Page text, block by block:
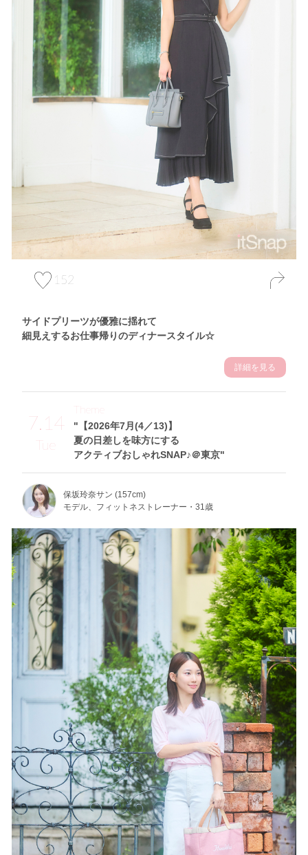
152
サイドプリーツが優雅に揺れて
細見えするお仕事帰りのディナースタイル☆
詳細を見る
7.14
Tue
"【2026年7月(4／13)】
夏の日差しを味方にする
アクティブおしゃれSNAP♪＠東京"
Theme
保坂玲奈サン (157cm)
モデル、フィットネストレーナー・31歳